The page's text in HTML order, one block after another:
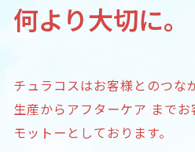
何より大切に。
チュラコスはお客様とのつな
生産からアフターケア まで
モットー としております。